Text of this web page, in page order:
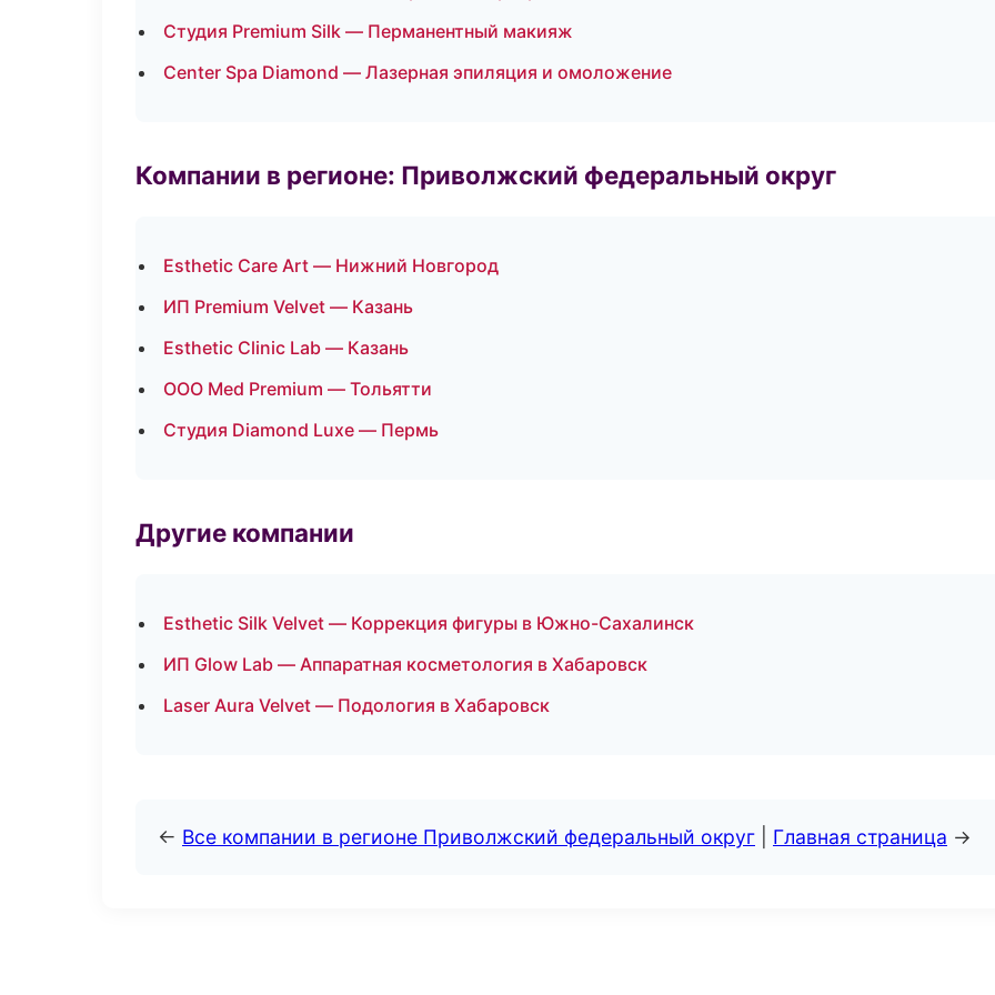
Студия Premium Silk — Перманентный макияж
Center Spa Diamond — Лазерная эпиляция и омоложение
Компании в регионе: Приволжский федеральный округ
Esthetic Care Art — Нижний Новгород
ИП Premium Velvet — Казань
Esthetic Clinic Lab — Казань
ООО Med Premium — Тольятти
Студия Diamond Luxe — Пермь
Другие компании
Esthetic Silk Velvet — Коррекция фигуры в Южно-Сахалинск
ИП Glow Lab — Аппаратная косметология в Хабаровск
Laser Aura Velvet — Подология в Хабаровск
← Все компании в регионе Приволжский федеральный округ Главная страница →